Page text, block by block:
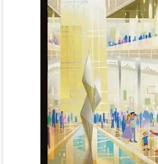
Mã giảm giá:
Ngày hết hạn:
Điều kiện: